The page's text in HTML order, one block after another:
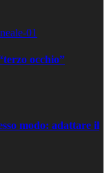
occhio”
modo: adattare il